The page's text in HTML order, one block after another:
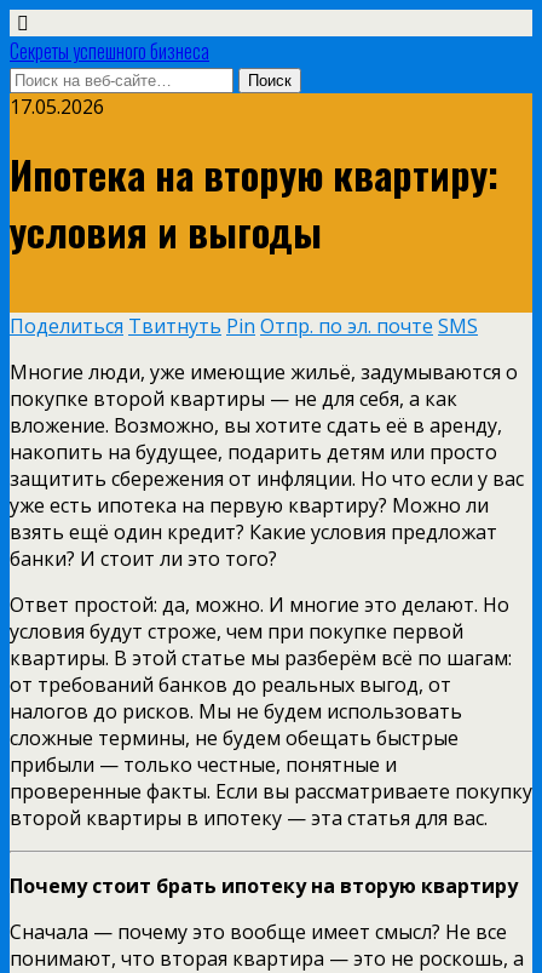
Секреты успешного бизнеса
17.05.2026
Ипотека на вторую квартиру:
условия и выгоды
Поделиться Твитнуть Pin Отпр. по эл. почте SMS
Многие люди, уже имеющие жильё, задумываются о
покупке второй квартиры — не для себя, а как
вложение. Возможно, вы хотите сдать её в аренду,
накопить на будущее, подарить детям или просто
защитить сбережения от инфляции. Но что если у вас
уже есть ипотека на первую квартиру? Можно ли
взять ещё один кредит? Какие условия предложат
банки? И стоит ли это того?
Ответ простой: да, можно. И многие это делают. Но
условия будут строже, чем при покупке первой
квартиры. В этой статье мы разберём всё по шагам:
от требований банков до реальных выгод, от
налогов до рисков. Мы не будем использовать
сложные термины, не будем обещать быстрые
прибыли — только честные, понятные и
проверенные факты. Если вы рассматриваете покупку
второй квартиры в ипотеку — эта статья для вас.
Почему стоит брать ипотеку на вторую квартиру
Сначала — почему это вообще имеет смысл? Не все
понимают, что вторая квартира — это не роскошь, а